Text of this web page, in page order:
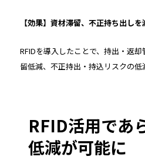
【効果】資材滞留、不正持ち出し
RFIDを導入したことで、持出・返
留低減、不正持出・持込リスクの低
RFID活用であ
低減が可能に